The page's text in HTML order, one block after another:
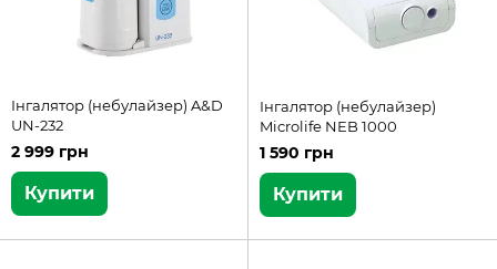
Інгалятор (небулайзер) A&D
UN-232
2 999 грн
Купити
Інгалятор (небулайзер)
Microlife NEB 1000
1 590 грн
Купити